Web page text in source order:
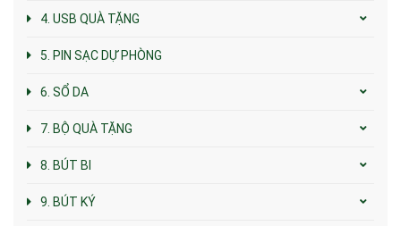
4. USB QUÀ TẶNG
5. PIN SẠC DỰ PHÒNG
6. SỔ DA
7. BỘ QUÀ TẶNG
8. BÚT BI
9. BÚT KÝ